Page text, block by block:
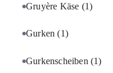
Gruyère Käse (1)
Gurken(1)
Gurkenscheiben (1)